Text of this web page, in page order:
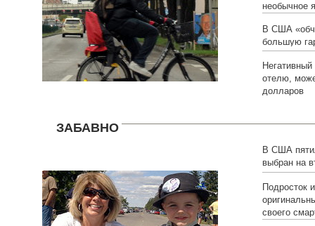
необычное
В США
большую
отелю,
долларов
ЗАБАВНО
В США
выбран на
Подросток
своего